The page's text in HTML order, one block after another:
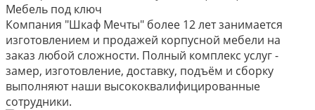
Мебель под ключ
Компания "Шкаф Мечты" более 12 лет занимается
изготовлением и продажей корпусной мебели на
заказ любой сложности. Полный комплекс услуг -
замер, изготовление, доставку, подъём и сборку
выполняют наши высококвалифицированные
сотрудники.